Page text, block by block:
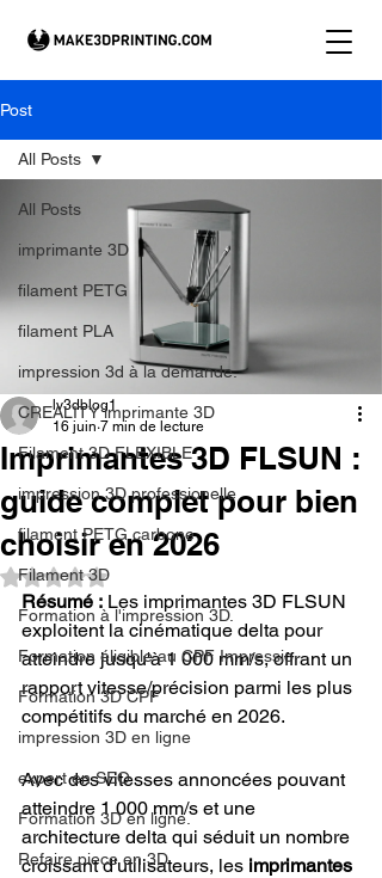
Post
All Posts
imprimante 3D
filament PETG
filament PLA
impression 3d à la demande.
CREALITY imprimante 3D
Filament 3D FLEXIBLE
impression 3D professionelle
filament PETG carbone
Filament 3D
Formation à l'impression 3D.
Formation éligible au CPF Impressio
Formation 3D CPF
impression 3D en ligne
expert en SEO
Formation 3D en ligne.
Refaire piece en 3D
All Posts
Imprimantes 3D FLSUN :
guide complet pour bien
choisir en 2026
lv3dblog1
16 juin 7 min de lecture
Noté NaN étoiles sur 5.
Résumé : Les imprimantes 3D FLSUN
exploitent la cinématique delta pour
atteindre jusqu'à 1 000 mm/s, offrant un
rapport vitesse/précision parmi les plus
compétitifs du marché en 2026.
Avec des vitesses annoncées pouvant
atteindre 1 000 mm/s et une
architecture delta qui séduit un nombre
croissant d'utilisateurs, les imprimantes